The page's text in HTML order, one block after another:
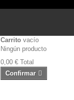
Carrito vacío
Ningún producto
0,00 € Total
Confirmar